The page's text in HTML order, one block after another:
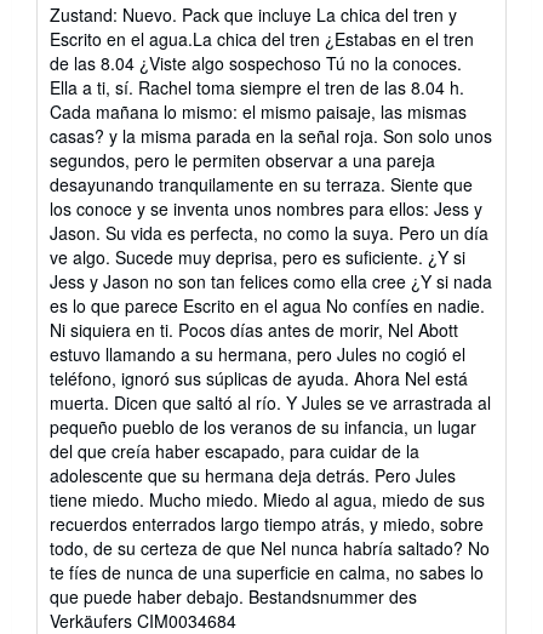
von
5
Sternen
Zustand: Nuevo. Pack que incluye La chica del tren y
Escrito en el agua.La chica del tren ¿Estabas en el tren
de las 8.04 ¿Viste algo sospechoso Tú no la conoces.
Ella a ti, sí. Rachel toma siempre el tren de las 8.04 h.
Cada mañana lo mismo: el mismo paisaje, las mismas
casas? y la misma parada en la señal roja. Son solo unos
segundos, pero le permiten observar a una pareja
desayunando tranquilamente en su terraza. Siente que
los conoce y se inventa unos nombres para ellos: Jess y
Jason. Su vida es perfecta, no como la suya. Pero un día
ve algo. Sucede muy deprisa, pero es suficiente. ¿Y si
Jess y Jason no son tan felices como ella cree ¿Y si nada
es lo que parece Escrito en el agua No confíes en nadie.
Ni siquiera en ti. Pocos días antes de morir, Nel Abott
estuvo llamando a su hermana, pero Jules no cogió el
teléfono, ignoró sus súplicas de ayuda. Ahora Nel está
muerta. Dicen que saltó al río. Y Jules se ve arrastrada al
pequeño pueblo de los veranos de su infancia, un lugar
del que creía haber escapado, para cuidar de la
adolescente que su hermana deja detrás. Pero Jules
tiene miedo. Mucho miedo. Miedo al agua, miedo de sus
recuerdos enterrados largo tiempo atrás, y miedo, sobre
todo, de su certeza de que Nel nunca habría saltado? No
te fíes de nunca de una superficie en calma, no sabes lo
que puede haber debajo. Bestandsnummer des
Verkäufers CIM0034684